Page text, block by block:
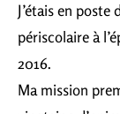
J’étais en poste
périscolaire à
2016.
Ma mission